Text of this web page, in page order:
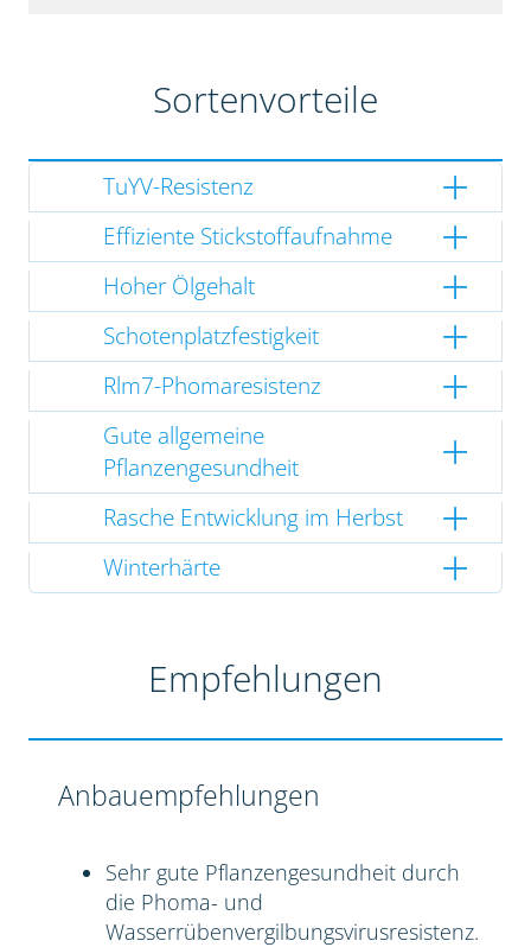
Sortenvorteile
TuYV-Resistenz
Effiziente Stickstoffaufnahme
Hoher Ölgehalt
Schotenplatzfestigkeit
Rlm7-Phomaresistenz
Gute allgemeine
Pflanzengesundheit
Rasche Entwicklung im Herbst
Winterhärte
Empfehlungen
Anbauempfehlungen
Sehr gute Pflanzengesundheit durch
die Phoma- und
Wasserrübenvergilbungsvirusresistenz.